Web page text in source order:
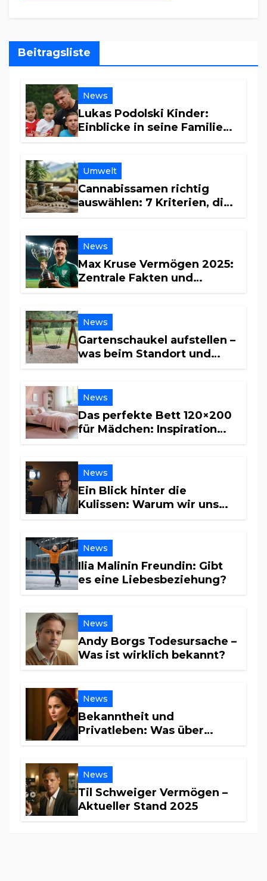
Beitragsliste
News
Lukas Podolski Kinder:
Einblicke in seine Familie
Umwelt
Cannabissamen richtig
auswählen: 7 Kriterien, die
News
Max Kruse Vermögen 2025:
Zentrale Fakten und
News
Gartenschaukel aufstellen –
was beim Standort und
News
Das perfekte Bett 120×200
für Mädchen: Inspiration
News
Ein Blick hinter die
Kulissen: Warum wir uns
News
Ilia Malinin Freundin: Gibt
es eine Liebesbeziehung?
News
Andy Borgs Todesursache –
Was ist wirklich bekannt?
News
Bekanntheit und
Privatleben: Was über
News
Til Schweiger Vermögen –
Aktueller Stand 2025